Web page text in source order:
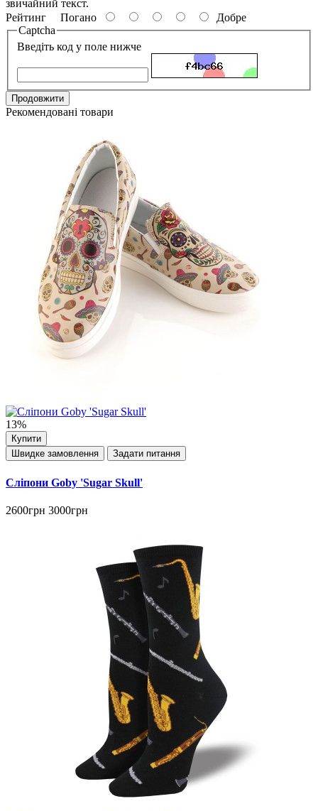
звичайний текст.
Рейтинг Погано
Добре
Captcha
Введіть код у поле нижче
Продовжити
Рекомендовані товари
13%
Купити
Швидке замовлення
Задати питання
Сліпони Goby 'Sugar Skull'
2600грн 3000грн